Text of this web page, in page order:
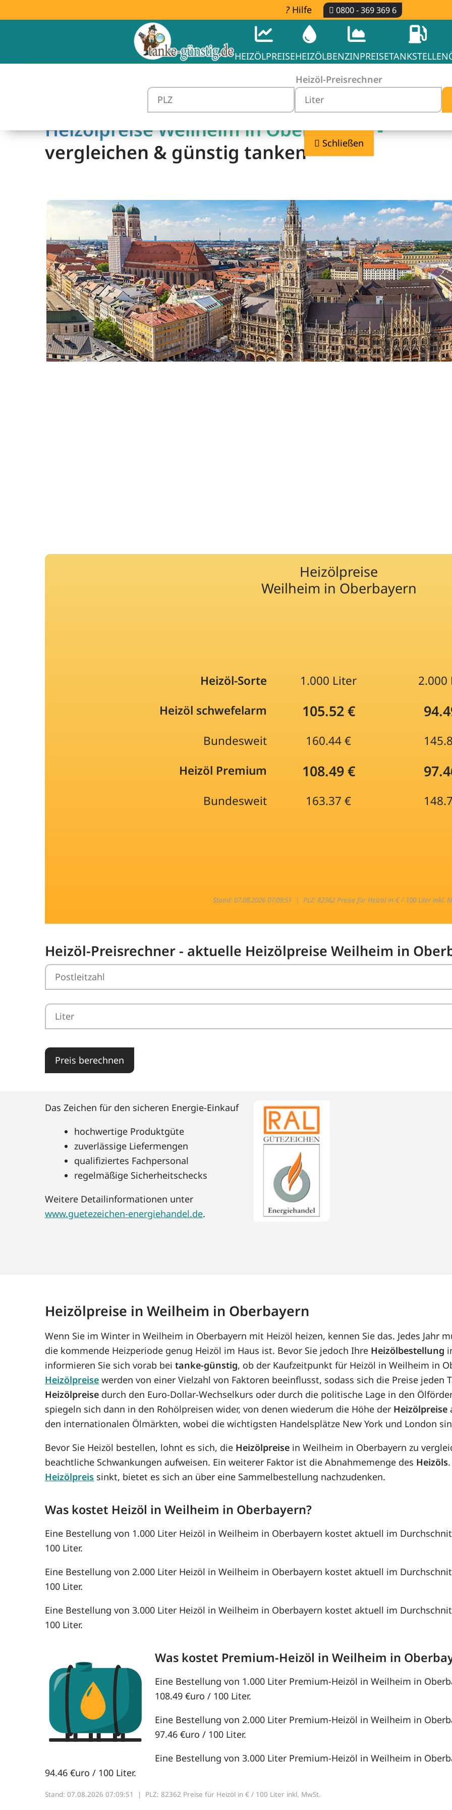
Hilfe 0800 - 369 369 6
HEIZÖLPREISEHEIZÖLBENZINPREISETANKSTELLEN
Heizöl-Preisrechner
Schließen
Heizölpreise Weilheim in Oberbayern -
vergleichen & günstig tanken
Heizölpreise
Weilheim in Oberbayern
Heizöl-Sorte 1.000 Liter 2.000
Heizöl schwefelarm
105.52 €
Bundesweit 160.44 €
Heizöl Premium
108.49 €
Bundesweit 163.37 €
Stand: 07.08.2026 07:09:51 |PLZ: 82362 Preise für Heizöl in € / 100 Liter inkl.
Heizöl-Preisrechner - aktuelle Heizölpreise Weilheim in
Preis berechnen
Das Zeichen für den sicheren Energie-Einkauf
hochwertige Produktgüte
zuverlässige Liefermengen
qualifiziertes Fachpersonal
regelmäßige Sicherheitschecks
Weitere Detailinformationen unter
www.guetezeichen-energiehandel.de.
Heizölpreise in Weilheim in Oberbayern
Wenn Sie im Winter in Weilheim in Oberbayern mit Heizöl heizen, kennen Sie das. Jedes Jahr
die kommende Heizperiode genug Heizöl im Haus ist. Bevor Sie jedoch Ihre Heizölbestellung
informieren Sie sich vorab beitanke-günstig, ob der Kaufzeitpunkt für Heizöl in Weilheim in
Heizölpreise werden von einer Vielzahl von Faktoren beeinflusst, sodass sich die Preise jeden
Heizölpreise durch den Euro-Dollar-Wechselkurs oder durch die politische Lage in den
spiegeln sich dann in den Rohölpreisen wider, von denen wiederum die Höhe der Heizölpreise
den internationalen Ölmärkten, wobei die wichtigsten Handelsplätze New York und London
Bevor Sie Heizöl bestellen, lohnt es sich, die Heizölpreise in Weilheim in Oberbayern zu
beachtliche Schwankungen aufweisen. Ein weiterer Faktor ist die Abnahmemenge des Heizöls
Heizölpreis sinkt, bietet es sich an über eine Sammelbestellung nachzudenken.
Was kostet Heizöl in Weilheim in Oberbayern?
Eine Bestellung von 1.000 Liter Heizöl in Weilheim in Oberbayern kostet aktuell im
100 Liter.
Eine Bestellung von 2.000 Liter Heizöl in Weilheim in Oberbayern kostet aktuell im
100 Liter.
Eine Bestellung von 3.000 Liter Heizöl in Weilheim in Oberbayern kostet aktuell im
100 Liter.
Was kostet Premium-Heizöl in Weilheim in
Eine Bestellung von 1.000 Liter Premium-Heizöl in Weilheim in
108.49 €uro / 100 Liter.
Eine Bestellung von 2.000 Liter Premium-Heizöl in Weilheim in
97.46 €uro / 100 Liter.
Eine Bestellung von 3.000 Liter Premium-Heizöl in Weilheim in
94.46 €uro / 100 Liter.
Stand: 07.08.2026 07:09:51 | PLZ: 82362 Preise für Heizöl in € / 100 Liter inkl. MwSt.